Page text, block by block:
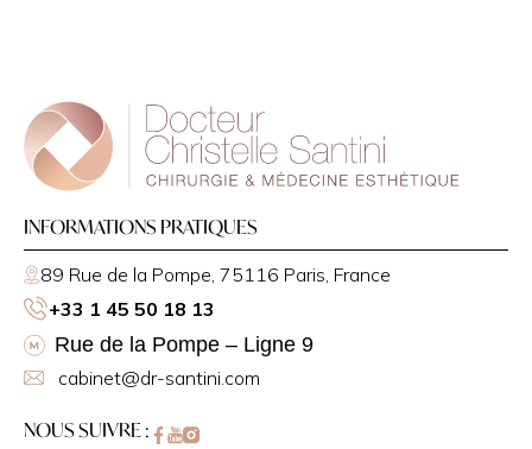
INFORMATIONS PRATIQUES
89 Rue de la Pompe, 75116 Paris, France
+33 1 45 50 18 13
Rue de la Pompe – Ligne 9
cabinet@dr-santini.com
NOUS SUIVRE :